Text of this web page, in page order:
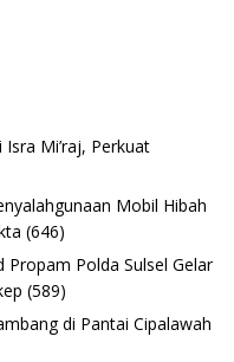
Mi’raj, Perkuat
Mobil Hibah
(646)
Propam Polda Sulsel Gelar
(589)
di Pantai Cipalawah